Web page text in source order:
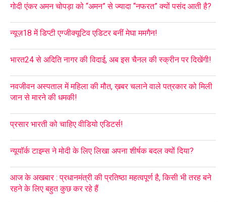
गोदी एंकर अमन चोपड़ा को “अमन” से ज्यादा “नफरत” क्यों पसंद आती है?
न्यूज़18 में डिप्टी एग्जीक्यूटिव एडिटर बनीं मेघा ममगैन!
भारत24 से अदिति नागर की विदाई, अब इस चैनल की स्क्रीन पर दिखेंगी!
नवजीवन अस्पताल में महिला की मौत, ख़बर चलाने वाले पत्रकार को मिली
जान से मारने की धमकी!
प्रसार भारती को चाहिए वीडियो एडिटर्स!
न्यूयॉर्क टाइम्स ने मोदी के लिए लिखा अपना शीर्षक बदल क्यों दिया?
आज के अखबार : प्रधानमंत्री की प्रतिष्ठा महत्वपूर्ण है, किसी भी तरह बने
रहने के लिए बहुत कुछ कर रहे हैं